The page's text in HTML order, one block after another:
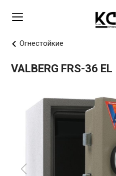
Огнестойкие
VALBERG FRS-36 EL